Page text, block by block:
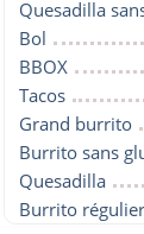
Quesadilla
Bol
BBOX
Tacos
Grand burrito
Burrito sans
Quesadilla
Burrito régulier